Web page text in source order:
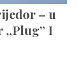
– u
,,Plug” I